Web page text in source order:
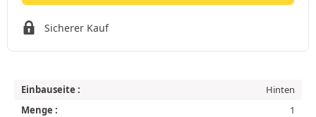
Sicherer Kauf
Einbauseite :
Hinten
Menge :
1